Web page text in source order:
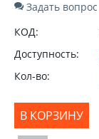
Задать вопрос
КОД:
Доступность:
Кол-во:
В КОРЗИНУ